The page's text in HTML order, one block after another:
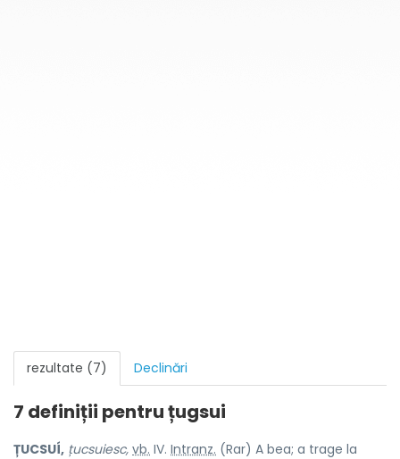
rezultate (7) Declinări
7 definiții pentruțugsui
ȚUCSUÍ, țucsuiesc, vb. IV. Intranz. (Rar) A bea; a trage la